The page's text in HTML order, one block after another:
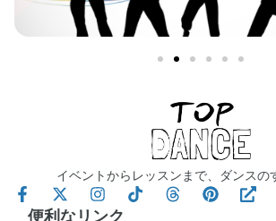
イベントからレッスンまで、ダンスの
便利なリンク